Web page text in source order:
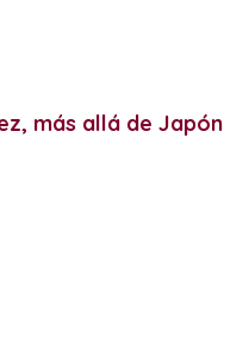
más allá de Japón